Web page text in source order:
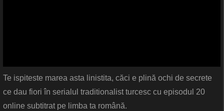
Te ispiteste marea asta linistita, căci e plină ochi de secrete
ce dau fiori în serialul traditionalist turcesc cu episodul 20
online subtitrat pe limba ta română.